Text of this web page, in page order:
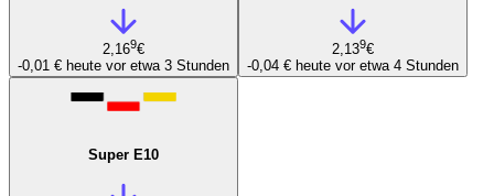
2,169€
-0,01 € heute vor etwa 3 Stunden
2,139€
-0,04 € heute vor etwa 4 Stunden
Super E10